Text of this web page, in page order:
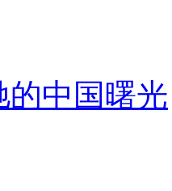
的中国曙光